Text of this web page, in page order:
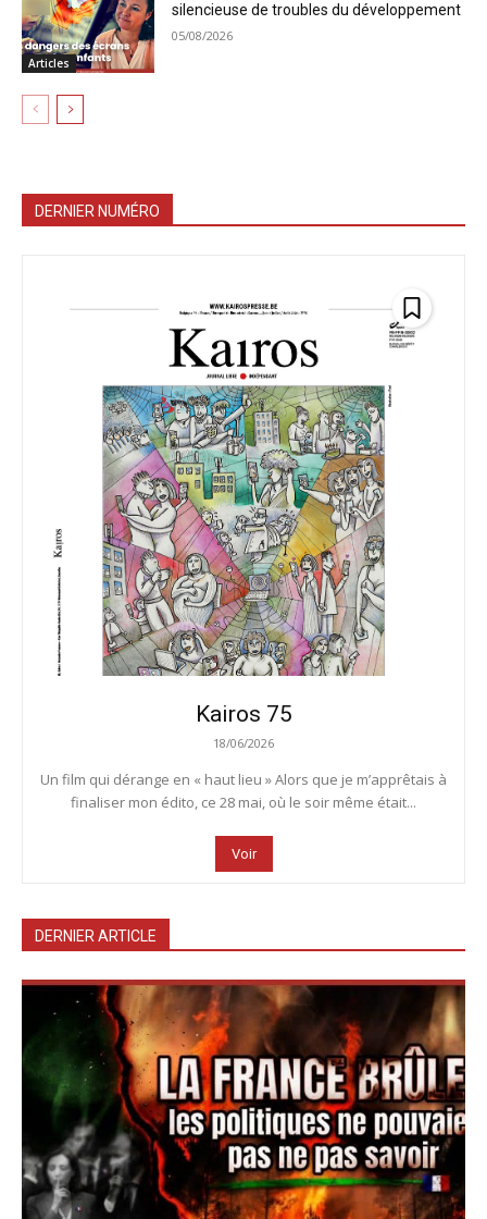
Articles
silencieuse de troubles du développement
05/08/2026
DERNIER NUMÉRO
Kairos 75
18/06/2026
Un film qui dérange en « haut lieu » Alors que je m’apprêtais à
finaliser mon édito, ce 28 mai, où le soir même était...
Voir
DERNIER ARTICLE